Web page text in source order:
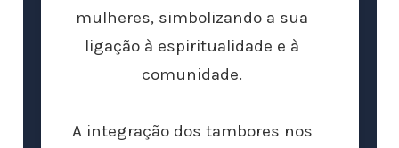
mulheres, simbolizando a sua
ligação à espiritualidade e à
comunidade.
A integração dos tambores nos